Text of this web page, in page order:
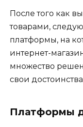
После того как
товарами,
платформы, на
интернет-
множество
свои
Платформы